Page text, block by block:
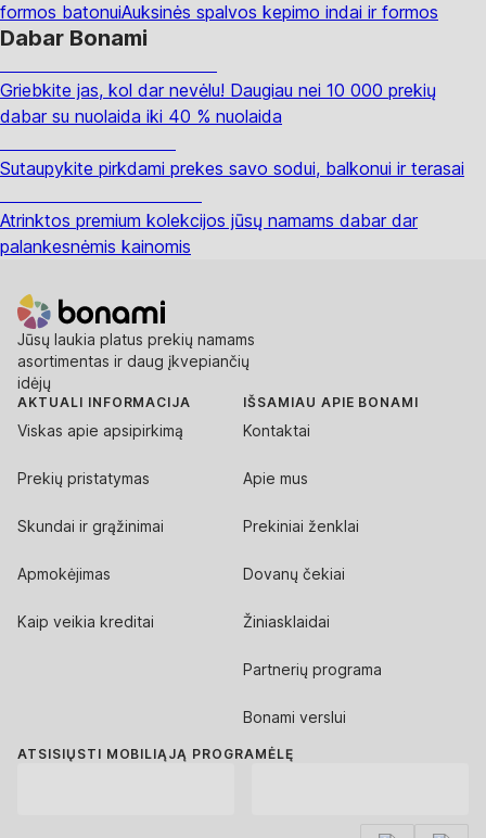
formos batonuiAuksinės spalvos kepimo indai ir formos
Dabar Bonami
Griebkite jas, kol dar nevėlu! Daugiau nei 10 000 prekių
dabar su nuolaida iki 40 % nuolaida
Sutaupykite pirkdami prekes savo sodui, balkonui ir terasai
Atrinktos premium kolekcijos jūsų namams dabar dar
palankesnėmis kainomis
Jūsų laukia platus prekių namams
asortimentas ir daug įkvepiančių
idėjų
AKTUALI INFORMACIJA
Viskas apie apsipirkimą
Prekių pristatymas
Skundai ir grąžinimai
Apmokėjimas
Kaip veikia kreditai
IŠSAMIAU APIE BONAMI
Kontaktai
Apie mus
Prekiniai ženklai
Dovanų čekiai
Žiniasklaidai
Partnerių programa
Bonami verslui
ATSISIŲSTI MOBILIĄJĄ PROGRAMĖLĘ